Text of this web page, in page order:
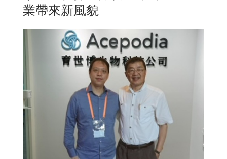
業帶來新風貌